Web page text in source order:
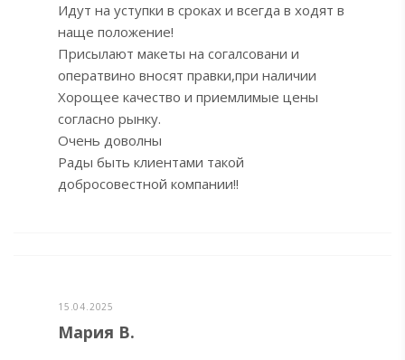
Идут на уступки в сроках и всегда в ходят в
наще положение!
Присылают макеты на согалсовани и
оператвино вносят правки,при наличии
Хорощее качество и приемлимые цены
согласно рынку.
Очень доволны
Рады быть клиентами такой
добросовестной компании!!
15.04.2025
Мария В.